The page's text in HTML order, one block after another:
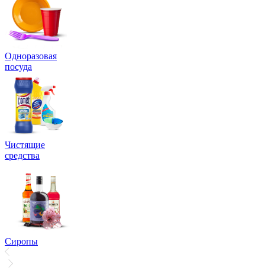
Одноразовая
посуда
Чистящие
средства
Сиропы